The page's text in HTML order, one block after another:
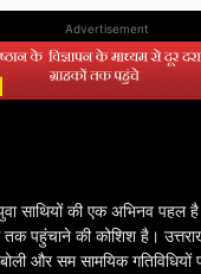
Advertisement
साथियों की एक अभिनव पहल
पहुंचाने की कोशिश है।
और सम सामयिक